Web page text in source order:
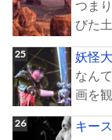
つま
びた
妖怪
なん
画を
キー